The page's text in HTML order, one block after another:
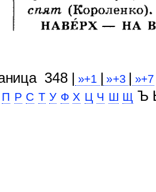
348 | »+1 | »+3 | »+7
П Р С Т У Ф Х Ц Ч Ш Щ Ъ